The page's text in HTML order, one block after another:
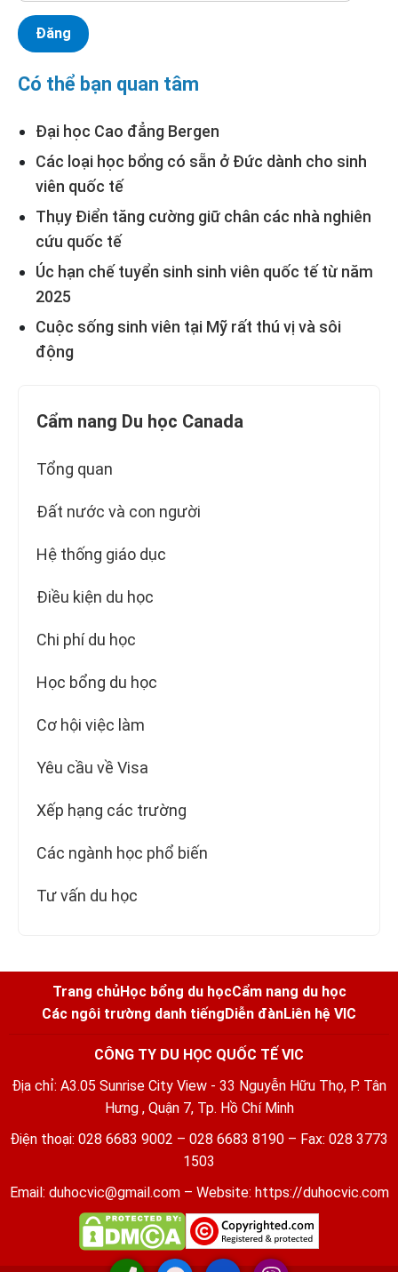
Có thể bạn quan tâm
Đại học Cao đẳng Bergen
Các loại học bổng có sẵn ở Đức dành cho sinh
viên quốc tế
Thụy Điển tăng cường giữ chân các nhà nghiên
cứu quốc tế
Úc hạn chế tuyển sinh sinh viên quốc tế từ năm
2025
Cuộc sống sinh viên tại Mỹ rất thú vị và sôi
động
Cẩm nang Du học Canada
Tổng quan
Đất nước và con người
Hệ thống giáo dục
Điều kiện du học
Chi phí du học
Học bổng du học
Cơ hội việc làm
Yêu cầu về Visa
Xếp hạng các trường
Các ngành học phổ biến
Tư vấn du học
Trang chủHọc bổng du họcCẩm nang du học
Các ngôi trường danh tiếngDiễn đànLiên hệ VIC
CÔNG TY DU HỌC QUỐC TẾ VIC
Địa chỉ: A3.05 Sunrise City View - 33 Nguyễn Hữu Thọ, P. Tân
Hưng , Quận 7, Tp. Hồ Chí Minh
Điện thoại: 028 6683 9002 – 028 6683 8190 – Fax: 028 3773
1503
Email: duhocvic@gmail.com– Website: https://duhocvic.com